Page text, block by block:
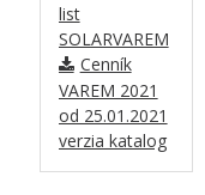
list
SOLARVAREM
Cenník
VAREM 2021
od 25.01.2021
verzia katalog